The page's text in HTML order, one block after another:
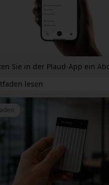
Sie in der Plaud-App ein
lesen